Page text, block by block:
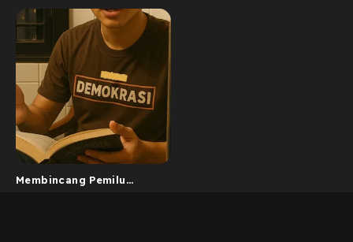
Membincang Pemilu